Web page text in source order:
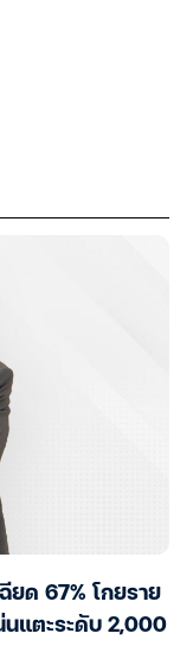
ยด 67% โกยราย
นแตะระดับ 2,000